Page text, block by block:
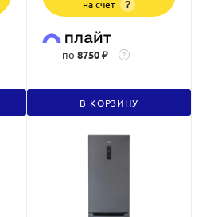
на счет ?
по 8750 ₽ ?
В КОРЗИНУ